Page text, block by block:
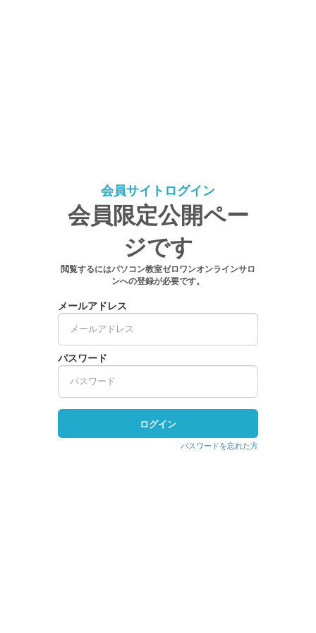
会員サイトログイン
会員限定公開ペー
ジです
閲覧するにはパソコン教室ゼロワンオンラインサロ
ンへの登録が必要です。
メールアドレス
パスワード
ログイン
パスワードを忘れた方